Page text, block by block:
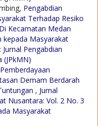
Pengabdian
Terhadap Resiko
Kecamatan Medan
kepada Masyarakat
Pengabdian
(JPkMN)
Pemberdayaan
Demam Berdarah
, Jurnal
Nusantara: Vol. 2 No. 3
Masyarakat